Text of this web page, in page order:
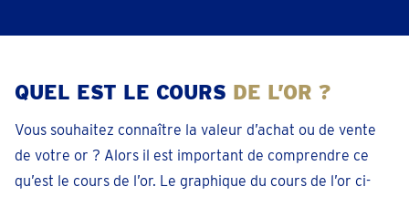
QUEL EST LE COURS DE L’OR ?
Vous souhaitez connaître la valeur d’achat ou de vente
de votre or ? Alors il est important de comprendre ce
qu’est le cours de l’or. Le graphique du cours de l’or ci-